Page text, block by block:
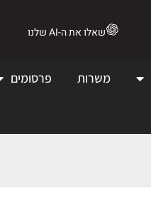
שאלו את ה-AI שלנו
משרות פרסומים